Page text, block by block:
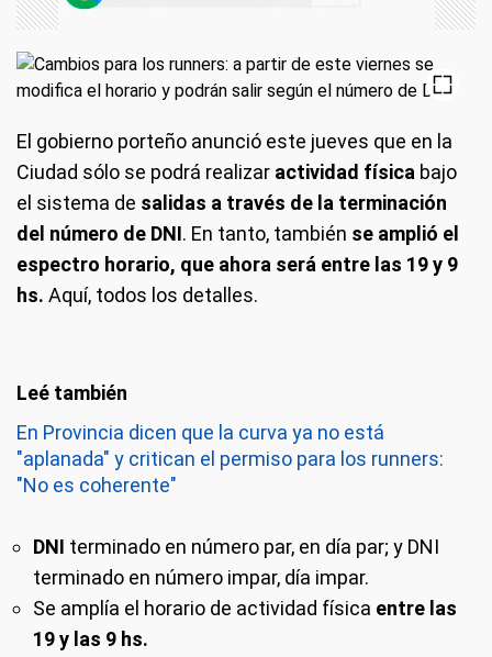
El gobierno porteño anunció este jueves que en la
Ciudad sólo se podrá realizar actividad física bajo
el sistema de salidas a través de la terminación
del número de DNI. En tanto, también se amplió el
espectro horario, que ahora será entre las 19 y 9
hs. Aquí, todos los detalles.
En Provincia dicen que la curva ya no está
"aplanada" y critican el permiso para los runners:
"No es coherente"
DNI terminado en número par, en día par; y DNI
terminado en número impar, día impar.
Se amplía el horario de actividad física entre las
19 y las 9 hs.